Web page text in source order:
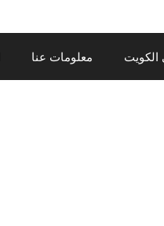
معلومات عنا